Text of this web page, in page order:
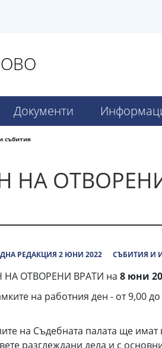
Документи
събития
НА
РЕДАКЦИЯ 2 ЮНИ 2022 СЪБИТИЯ И
НА ОТВОРЕНИ ВРАТИ на 8 юни
на работния ден - от 9,00
на Съдебната палата ще
разглеждани дела и с